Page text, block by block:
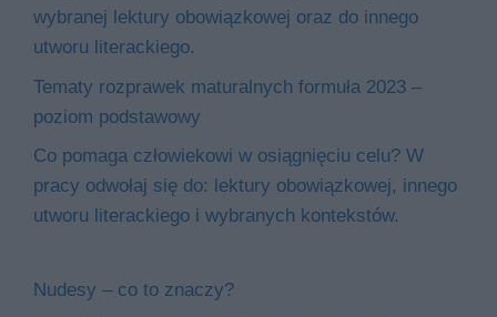
wybranej lektury obowiązkowej oraz do innego
utworu literackiego.
Tematy rozprawek maturalnych formuła 2023 –
poziom podstawowy
Co pomaga człowiekowi w osiągnięciu celu? W
pracy odwołaj się do: lektury obowiązkowej, innego
utworu literackiego i wybranych kontekstów.
Nudesy – co to znaczy?